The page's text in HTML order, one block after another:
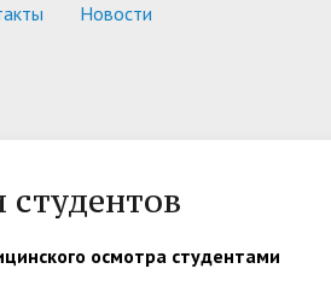
Новости
осмотра студентами